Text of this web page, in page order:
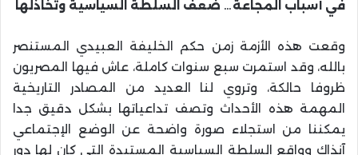
في أسباب المجاعة… ضعف السلطة السياسية وتخاذلها
وقعت هذه الأزمة زمن حكم الخليفة العبيدي المستنصر
بالله، وقد استمرت سبع سنوات كاملة، عاش فيها المصريون
ظروفا حالكة، وتروي لنا العديد من المصادر التاريخية
المهمة هذه الأحداث وتصف تداعياتها بشكل دقيق جدا
يمكننا من استجلاء صورة واضحة عن الوضع الإجتماعي
آنذاك وواقع السلطة السياسية المستبدة التي كان لها دور